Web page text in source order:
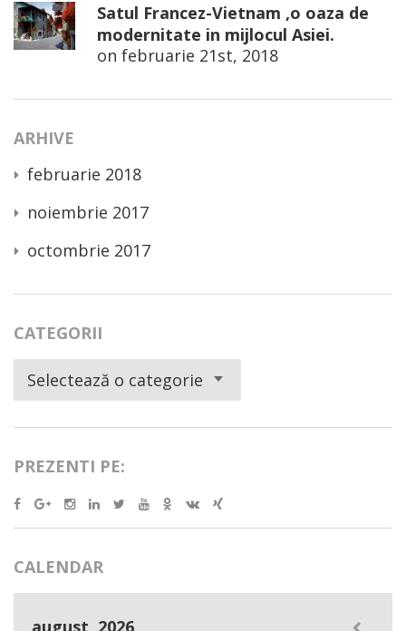
Satul Francez-Vietnam ,o oaza de
modernitate in mijlocul Asiei.
on februarie 21st, 2018
ARHIVE
februarie 2018
noiembrie 2017
octombrie 2017
CATEGORII
Categorii
Selectează o categorie
PREZENTI PE:
CALENDAR
august, 2026